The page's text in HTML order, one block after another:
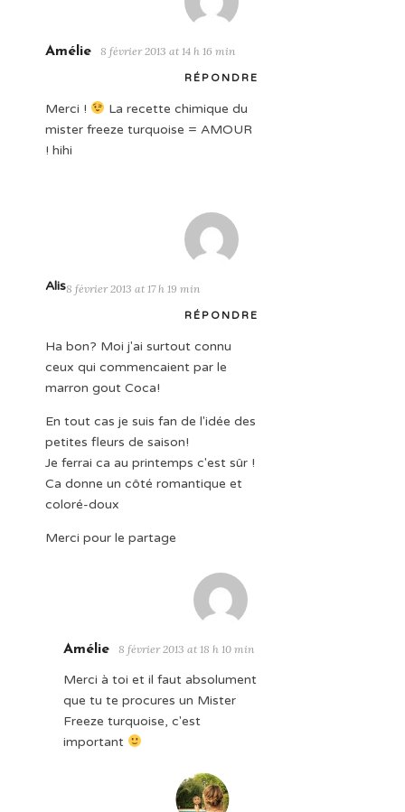
Amélie 8 février 2013 at 14 h 16 min
RÉPONDRE
Merci !
La recette chimique du
mister freeze turquoise = AMOUR
! hihi
Alis8 février 2013 at 17 h 19 min
RÉPONDRE
Ha bon? Moi j'ai surtout connu
ceux qui commencaient par le
marron gout Coca!
En tout cas je suis fan de l'idée des
petites fleurs de saison!
Je ferrai ca au printemps c'est sûr !
Ca donne un côté romantique et
coloré-doux
Merci pour le partage
Amélie 8 février 2013 at 18 h 10 min
Merci à toi et il faut absolument
que tu te procures un Mister
Freeze turquoise, c'est
important